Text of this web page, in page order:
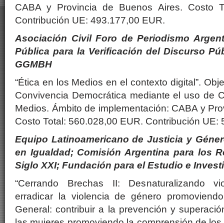
CABA y Provincia de Buenos Aires. Costo
Contribución UE: 493.177,00 EUR.
Asociación Civil Foro de Periodismo
Pública para la Verificación del Discurso
GGMBH
“Ética en los Medios en el contexto digital”.
Convivencia Democrática mediante el uso de
Medios. Ámbito de implementación: CABA y
Costo Total: 560.028,00 EUR. Contribución UE:
Equipo Latinoamericano de Justicia y
en Igualdad; Comisión Argentina para los
Siglo XXI; Fundación para el Estudio e
“Cerrando Brechas II: Desnaturalizando
erradicar la violencia de género
General: contribuir a la prevención y